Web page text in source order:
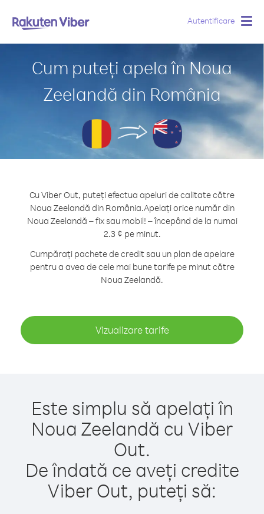
Autentificare
Cum puteți apela în Noua
Zeelandă din România
Cu Viber Out, puteți efectua apeluri de calitate către
Noua Zeelandă din România.Apelați orice număr din
Noua Zeelandă – fix sau mobil! – începând de la numai
2.3 ¢ pe minut.
Cumpărați pachete de credit sau un plan de apelare
pentru a avea de cele mai bune tarife pe minut către
Noua Zeelandă.
Vizualizare tarife
Este simplu să apelați în
Noua Zeelandă cu Viber
Out.
De îndată ce aveți credite
Viber Out, puteți să: